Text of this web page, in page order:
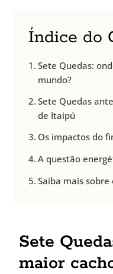
Índice do
Sete Quedas:
mundo?
Sete Quedas
de Itaipú
Os impactos do
A questão
Saiba mais sobre
Sete
maior